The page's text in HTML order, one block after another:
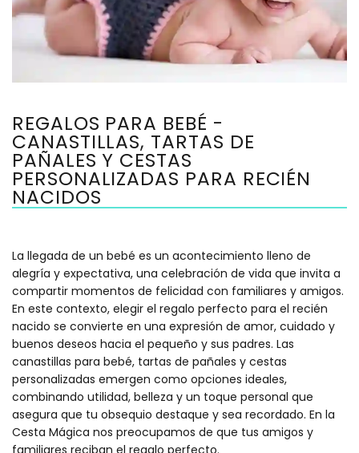
REGALOS PARA BEBÉ -
CANASTILLAS, TARTAS DE
PAÑALES Y CESTAS
PERSONALIZADAS PARA RECIÉN
NACIDOS
La llegada de un bebé es un acontecimiento lleno de
alegría y expectativa, una celebración de vida que invita a
compartir momentos de felicidad con familiares y amigos.
En este contexto, elegir el regalo perfecto para el recién
nacido se convierte en una expresión de amor, cuidado y
buenos deseos hacia el pequeño y sus padres. Las
canastillas para bebé, tartas de pañales y cestas
personalizadas emergen como opciones ideales,
combinando utilidad, belleza y un toque personal que
asegura que tu obsequio destaque y sea recordado. En la
Cesta Mágica nos preocupamos de que tus amigos y